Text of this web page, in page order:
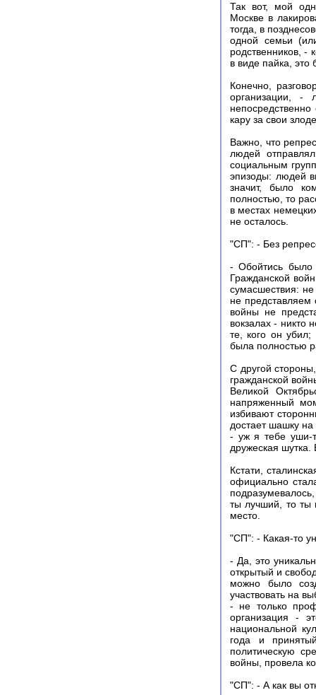
Так вот, мой
Москве в
тогда, в
одной семьи
родственников, -
в виде пайка, это
Конечно,
организации, -
кару за свои
Важно, что
людей
социальным
эпизоды: людей
значит, было
полностью, то
в местах
не осталось.
"СП": - Без
- Обойтись
Гражданской
сумасшествия:
не представляем
войны не
вокзалах - никто
те, кого он
была полностью
С другой
гражданской
Великой
напряженный
избивают
достает шашку
- уж я тебе уши-
дружеская шутка.
Кстати,
официально
ты лучший, то ты
место.
"СП": - Какая-то
- Да, это
открытый и
можно было
участвовать на
- не только
организация -
национальной
года и
политическую
войны, провела
"СП": - А как вы